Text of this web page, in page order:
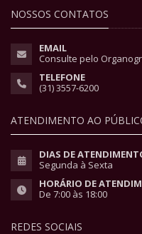
NOSSOS CONTATOS
EMAIL
Consulte pelo
TELEFONE
(31) 3557-6200
ATENDIMENTO AO
DIAS DE
Segunda à Sexta
HORÁRIO DE
De 7:00 às 18:00
REDES SOCIAIS